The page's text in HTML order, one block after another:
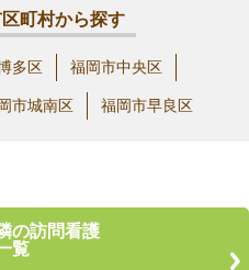
町村から探す
多区 福岡市中央区
市城南区 福岡市早良区
の訪問看護
覧